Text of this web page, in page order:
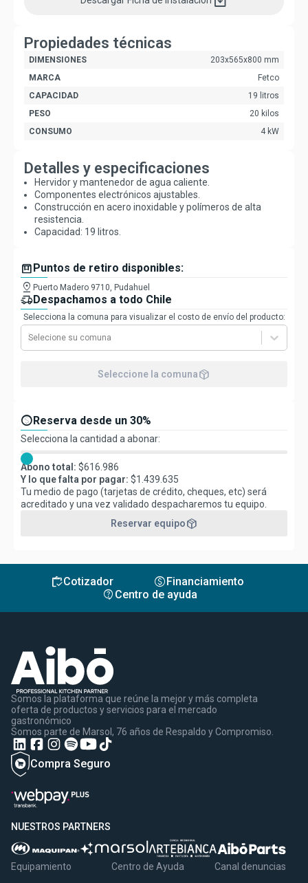
Propiedades técnicas
DIMENSIONES
203x565x800 mm
MARCA
Fetco
CAPACIDAD
19 litros
PESO
20 kilos
CONSUMO
4 kW
Detalles y especificaciones
Hervidor y mantenedor de agua caliente.
Componentes electrónicos ajustables.
Construcción en acero inoxidable y polímeros de alta
resistencia.
Capacidad: 19 litros.
boxPuntos de retiro disponibles:
pin_drop Puerto Madero 9710, Pudahuel
delivery_truck_speedDespachamos a todo Chile
Selecciona la comuna para visualizar el costo de envío del producto:
Selecione su comuna
Seleccione la comunapackage_2
paidReserva desde un 30%
Selecciona la cantidad a abonar:
Abono total: $616.986
Y lo que falta por pagar: $1.439.635
Tu medio de pago (tarjetas de crédito, cheques, etc) será
acreditado y una vez validado despacharemos tu equipo.
Reservar equipopackage_2
inventoryCotizador monetization_onFinanciamiento
contact_support Centro de ayuda
Somos la plataforma que reúne la mejor y más completa
oferta de productos y servicios para el mercado
gastronómico
Somos parte de Marsol, 76 años de Respaldo y Compromiso.
Compra Seguro
NUESTROS PARTNERS
Equipamiento
Centro de Ayuda
Canal denuncias